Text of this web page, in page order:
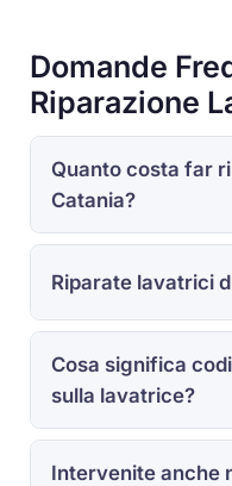
Domande
Riparazione
Quanto costa far
Catania?
Riparate lavatrici
Cosa significa
sulla lavatrice?
Intervenite anche